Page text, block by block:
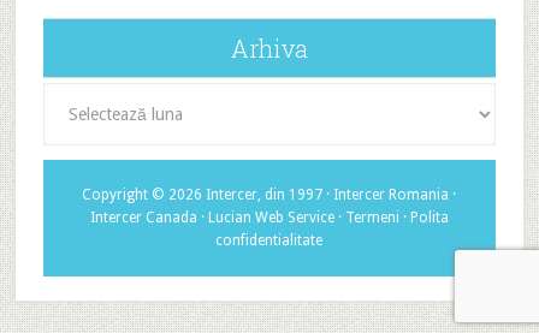
Arhiva
Copyright © 2026 Intercer, din 1997 · Intercer Romania ·
Intercer Canada · Lucian Web Service· Termeni · Polita
confidentialitate